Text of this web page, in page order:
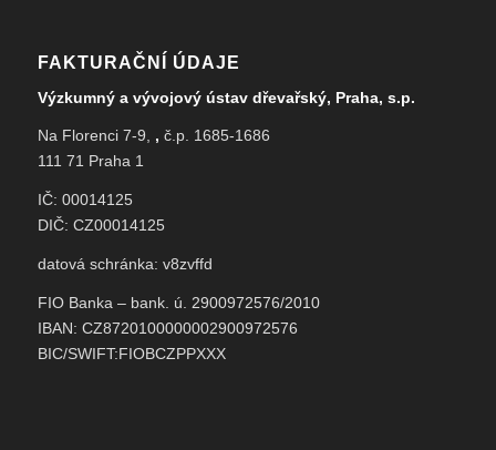
FAKTURAČNÍ ÚDAJE
Výzkumný a vývojový ústav dřevařský, Praha, s.p.
Na Florenci 7-9, , č.p. 1685-1686
111 71 Praha 1
IČ: 00014125
DIČ: CZ00014125
datová schránka: v8zvffd
FIO Banka – bank. ú. 2900972576/2010
IBAN: CZ8720100000002900972576
BIC/SWIFT:FIOBCZPPXXX